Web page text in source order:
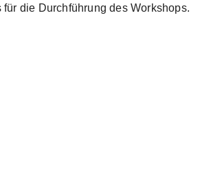
die Durchführung des Workshops.